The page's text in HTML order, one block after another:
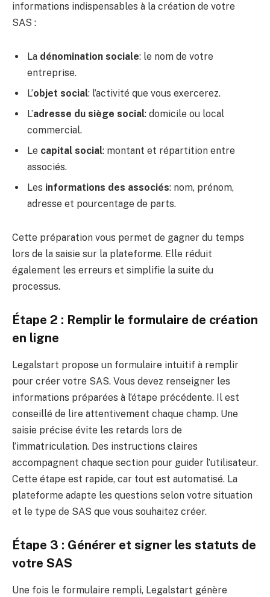
informations indispensables à la création de votre
SAS :
La dénomination sociale: le nom de votre
entreprise.
L’objet social: l’activité que vous exercerez.
L’adresse du siège social: domicile ou local
commercial.
Le capital social: montant et répartition entre
associés.
Les informations des associés: nom, prénom,
adresse et pourcentage de parts.
Cette préparation vous permet de gagner du temps
lors de la saisie sur la plateforme. Elle réduit
également les erreurs et simplifie la suite du
processus.
Étape 2 : Remplir le formulaire de création
en ligne
Legalstart propose un formulaire intuitif à remplir
pour créer votre SAS. Vous devez renseigner les
informations préparées à l’étape précédente. Il est
conseillé de lire attentivement chaque champ. Une
saisie précise évite les retards lors de
l’immatriculation. Des instructions claires
accompagnent chaque section pour guider l’utilisateur.
Cette étape est rapide, car tout est automatisé. La
plateforme adapte les questions selon votre situation
et le type de SAS que vous souhaitez créer.
Étape 3 : Générer et signer les statuts de
votre SAS
Une fois le formulaire rempli, Legalstart génère